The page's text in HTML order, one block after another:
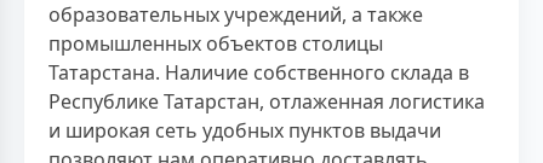
образовательных учреждений, а также
промышленных объектов столицы
Татарстана. Наличие собственного склада в
Республике Татарстан, отлаженная логистика
и широкая сеть удобных пунктов выдачи